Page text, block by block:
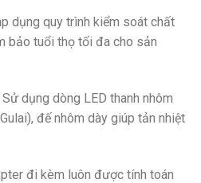
dụng quy trình kiểm soát chất
bảo tuổi thọ tối đa cho sản
Sử dụng dòng LED thanh nhôm
đế nhôm dày giúp tản nhiệt
đi kèm luôn được tính toán